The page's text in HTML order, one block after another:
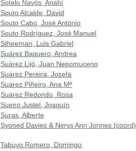
Sotelo Navós, Anahí
Souto Alcalde, David
Souto Cabo, José António
Souto Rodríguez, José Manuel
Stheeman, Luis Gabriel
Suárez Baquero, Andrea
Suárez Lijó, Juan Nepomuceno
Suárez Pereira, Josefa
Suárez Piñeiro, Ana Mª
Suárez Redondo, Rosa
Sueiro Justel, Joaquín
Suras, Alberte
Syoned Davies & Nerys Ann Jonnes (coord)
Tabuyo Romero, Domingo